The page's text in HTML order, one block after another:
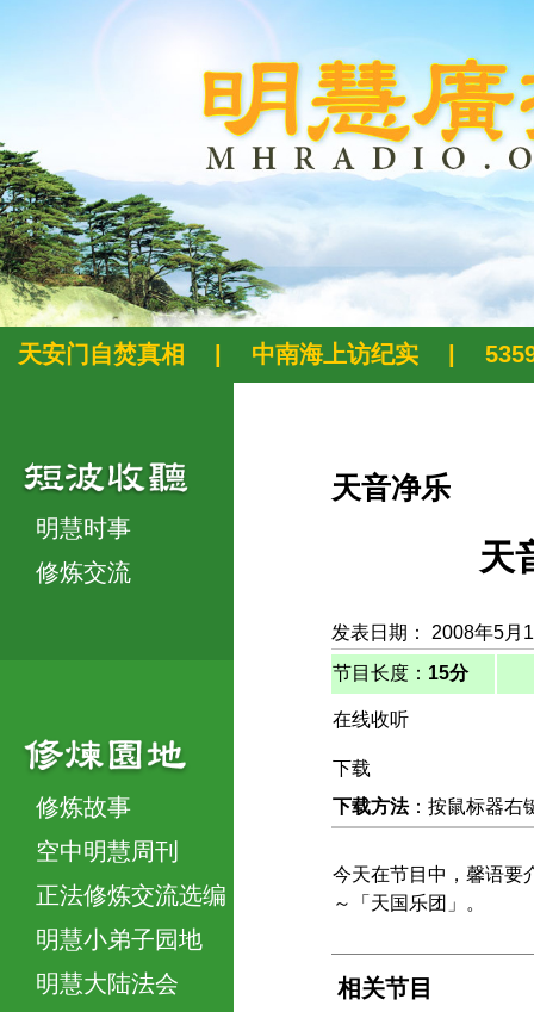
天安门自焚真相 中南海上访纪实
明慧时事
修炼交流
修炼故事
空中明慧周刊
正法修炼交流选编
明慧小弟子园地
明慧大陆法会
天音净乐
天
发表日期： 2008年5月
节目长度： 15分
在线收听
下载
下载方法：按鼠标器右
今天在节目中，馨语要
～「天国乐团」。
相关节目